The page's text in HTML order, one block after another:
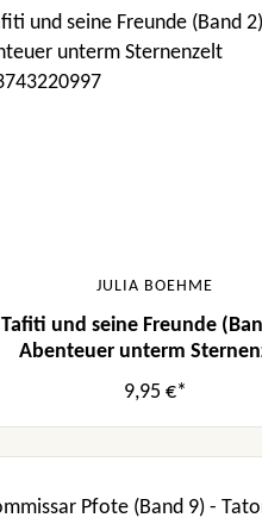
JULIA BOEHME
Tafiti und seine Freunde
Abenteuer unterm
9,95 €*